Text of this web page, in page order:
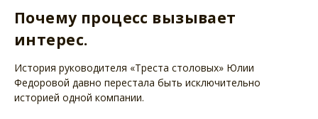
Почему процесс вызывает
интерес.
История руководителя «Треста столовых» Юлии
Федоровой давно перестала быть исключительно
историей одной компании.